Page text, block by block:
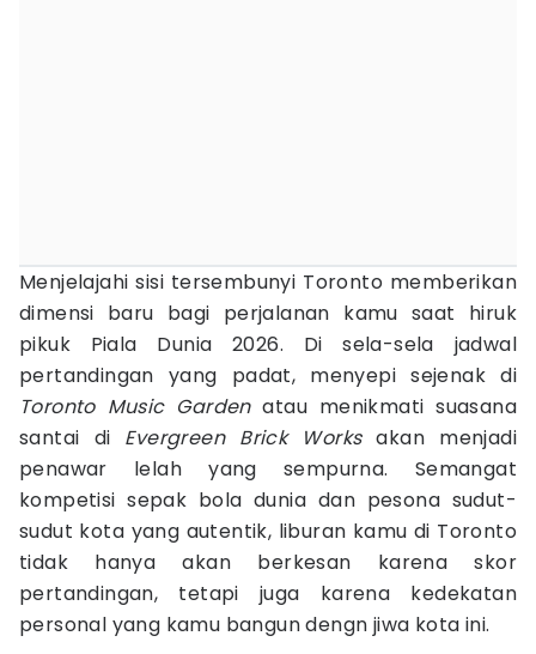
Menjelajahi sisi tersembunyi Toronto memberikan
dimensi baru bagi perjalanan kamu saat hiruk
pikuk Piala Dunia 2026. Di sela-sela jadwal
pertandingan yang padat, menyepi sejenak di
Toronto Music Gardenatau menikmati suasana
santai di Evergreen Brick Worksakan menjadi
penawar lelah yang sempurna. Semangat
kompetisi sepak bola dunia dan pesona sudut-
sudut kota yang autentik, liburan kamu di Toronto
tidak hanya akan berkesan karena skor
pertandingan, tetapi juga karena kedekatan
personal yang kamu bangun dengn jiwa kota ini.